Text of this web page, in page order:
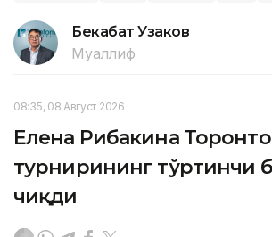
Бекабат Узаков
Муаллиф
08:35, 08 Август 2026
Елена Рибакина Торонто
турнирининг тўртинчи
чиқди